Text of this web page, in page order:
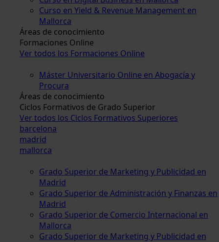
Curso en Yield & Revenue Management en
Mallorca
Áreas de conocimiento
Formaciones Online
Ver todos los Formaciones Online
Máster Universitario Online en Abogacía y
Procura
Áreas de conocimiento
Ciclos Formativos de Grado Superior
Ver todos los Ciclos Formativos Superiores
barcelona
madrid
mallorca
Grado Superior de Marketing y Publicidad en
Madrid
Grado Superior de Administración y Finanzas en
Madrid
Grado Superior de Comercio Internacional en
Mallorca
Grado Superior de Marketing y Publicidad en